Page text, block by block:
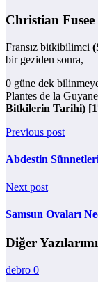
Christian
Fransız bitkibilimci
bir geziden sonra,
0 güne dek
Plantes de la
Bitkilerin Tarihi)
Previous post
Abdestin
Next post
Samsun Ovaları
Diğer
debro 0